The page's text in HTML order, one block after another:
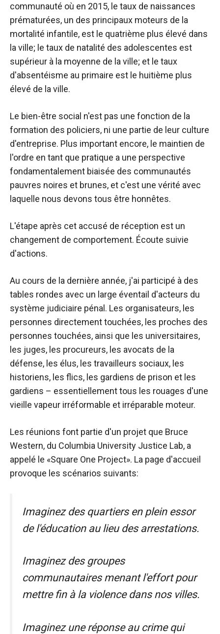
communauté où en 2015, le taux de naissances
prématurées, un des principaux moteurs de la
mortalité infantile, est le quatrième plus élevé dans
la ville; le taux de natalité des adolescentes est
supérieur à la moyenne de la ville; et le taux
d'absentéisme au primaire est le huitième plus
élevé de la ville.
Le bien-être social n'est pas une fonction de la
formation des policiers, ni une partie de leur culture
d'entreprise. Plus important encore, le maintien de
l'ordre en tant que pratique a une perspective
fondamentalement biaisée des communautés
pauvres noires et brunes, et c'est une vérité avec
laquelle nous devons tous être honnêtes.
L'étape après cet accusé de réception est un
changement de comportement. Écoute suivie
d'actions.
Au cours de la dernière année, j'ai participé à des
tables rondes avec un large éventail d'acteurs du
système judiciaire pénal. Les organisateurs, les
personnes directement touchées, les proches des
personnes touchées, ainsi que les universitaires,
les juges, les procureurs, les avocats de la
défense, les élus, les travailleurs sociaux, les
historiens, les flics, les gardiens de prison et les
gardiens – essentiellement tous les rouages ​​d'une
vieille vapeur irréformable et irréparable moteur.
Les réunions font partie d'un projet que Bruce
Western, du Columbia University Justice Lab, a
appelé le «Square One Project». La page d'accueil
provoque les scénarios suivants:
Imaginez des quartiers en plein essor
de l'éducation au lieu des arrestations.
Imaginez des groupes
communautaires menant l'effort pour
mettre fin à la violence dans nos villes.
Imaginez une réponse au crime qui